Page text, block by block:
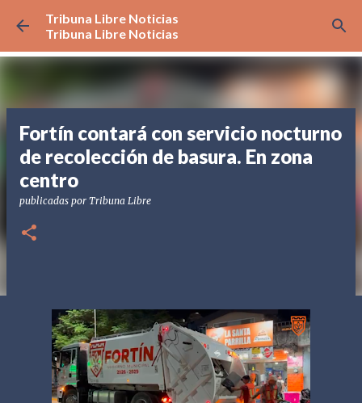
Ir al contenido principal
Tribuna Libre Noticias
Tribuna Libre Noticias
Fortín contará con servicio nocturno
de recolección de basura. En zona
centro
publicadas por Tribuna Libre